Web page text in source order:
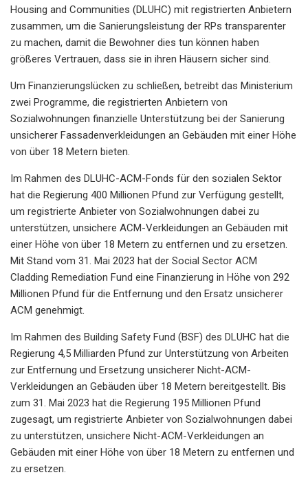
Housing and Communities (DLUHC) mit registrierten Anbietern
zusammen, um die Sanierungsleistung der RPs transparenter
zu machen, damit die Bewohner dies tun können haben
größeres Vertrauen, dass sie in ihren Häusern sicher sind.
Um Finanzierungslücken zu schließen, betreibt das Ministerium
zwei Programme, die registrierten Anbietern von
Sozialwohnungen finanzielle Unterstützung bei der Sanierung
unsicherer Fassadenverkleidungen an Gebäuden mit einer Höhe
von über 18 Metern bieten.
Im Rahmen des DLUHC-ACM-Fonds für den sozialen Sektor
hat die Regierung 400 Millionen Pfund zur Verfügung gestellt,
um registrierte Anbieter von Sozialwohnungen dabei zu
unterstützen, unsichere ACM-Verkleidungen an Gebäuden mit
einer Höhe von über 18 Metern zu entfernen und zu ersetzen.
Mit Stand vom 31. Mai 2023 hat der Social Sector ACM
Cladding Remediation Fund eine Finanzierung in Höhe von 292
Millionen Pfund für die Entfernung und den Ersatz unsicherer
ACM genehmigt.
Im Rahmen des Building Safety Fund (BSF) des DLUHC hat die
Regierung 4,5 Milliarden Pfund zur Unterstützung von Arbeiten
zur Entfernung und Ersetzung unsicherer Nicht-ACM-
Verkleidungen an Gebäuden über 18 Metern bereitgestellt. Bis
zum 31. Mai 2023 hat die Regierung 195 Millionen Pfund
zugesagt, um registrierte Anbieter von Sozialwohnungen dabei
zu unterstützen, unsichere Nicht-ACM-Verkleidungen an
Gebäuden mit einer Höhe von über 18 Metern zu entfernen und
zu ersetzen.